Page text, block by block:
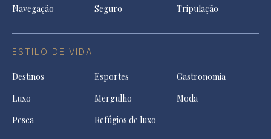
Navegação
Seguro Tripulação
ESTILO DE VIDA
Destinos Esportes
Gastronomia
Luxo
Mergulho
Moda
Pesca
Refúgios de luxo